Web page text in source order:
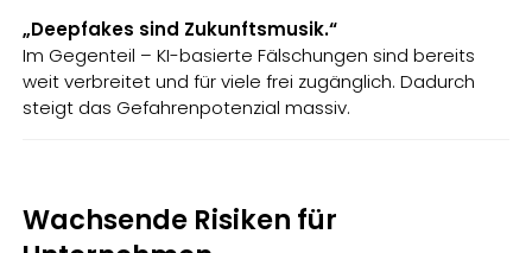
„Deepfakes sind Zukunftsmusik.“
Im Gegenteil – KI-basierte Fälschungen sind bereits
weit verbreitet und für viele frei zugänglich. Dadurch
steigt das Gefahrenpotenzial massiv.
Wachsende Risiken für